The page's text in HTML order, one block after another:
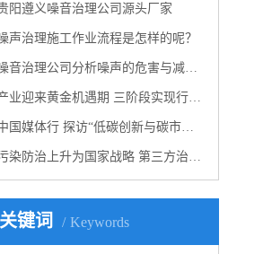
阳遵义噪音治理公司源头厂家
声治理施工作业流程是怎样的呢？
治理公司分析噪声的危害与减少噪音的方法
业迎来黄金机遇期 三阶段实现行业腾飞
媒体行 探访“低碳创新与碳市场建设”
防治上升为国家战略 第三方治理成运营
键词 Keywords